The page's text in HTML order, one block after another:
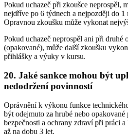
Pokud uchazeč při zkoušce neprospěl,
nejdříve po 6 týdnech a nejpozději do 1
Opravnou zkoušku může vykonat
Pokud uchazeč neprospěl ani při druhé
(opakované), může další zkoušku
přihlášky a výuky v kursu.
20. Jaké sankce mohou být
nedodržení povinností
Oprávnění k výkonu funkce
být odejmuto za hrubé nebo
bezpečnosti a ochrany zdraví při práci
až na dobu 3 let.